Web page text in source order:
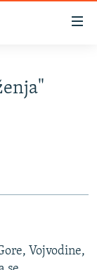
Vojvodine,